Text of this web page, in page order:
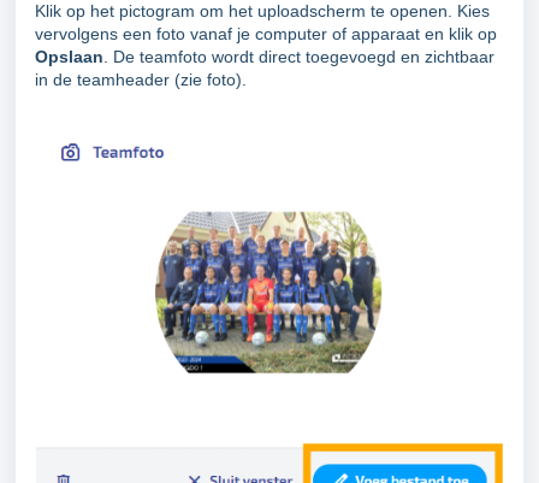
Klik op het pictogram om het uploadscherm te openen. Kies
vervolgens een foto vanaf je computer of apparaat en klik op
Opslaan. De teamfoto wordt direct toegevoegd en zichtbaar
in de teamheader (zie foto).